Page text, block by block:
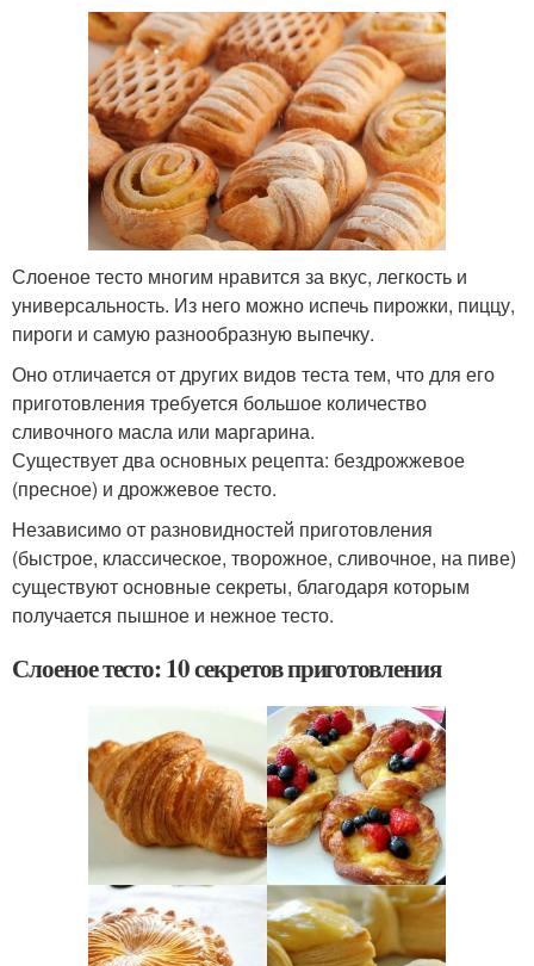
Слоеное тесто многим нравится за вкус, легкость и
универсальность. Из него можно испечь пирожки, пиццу,
пироги и самую разнообразную выпечку.
Оно отличается от других видов теста тем, что для его
приготовления требуется большое количество
сливочного масла или маргарина.
Существует два основных рецепта: бездрожжевое
(пресное) и дрожжевое тесто.
Независимо от разновидностей приготовления
(быстрое, классическое, творожное, сливочное, на пиве)
существуют основные секреты, благодаря которым
получается пышное и нежное тесто.
Слоеное тесто: 10 секретов приготовления